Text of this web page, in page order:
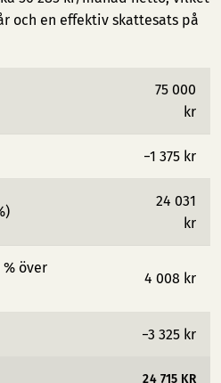
och en effektiv skattesats på
75 000
kr
−1 375 kr
24 031
kr
över
4 008 kr
−3 325 kr
24 715 KR